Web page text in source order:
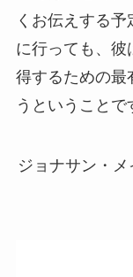
くお伝えする
に行っても、彼
得するための最
うということで
ジョナサン・